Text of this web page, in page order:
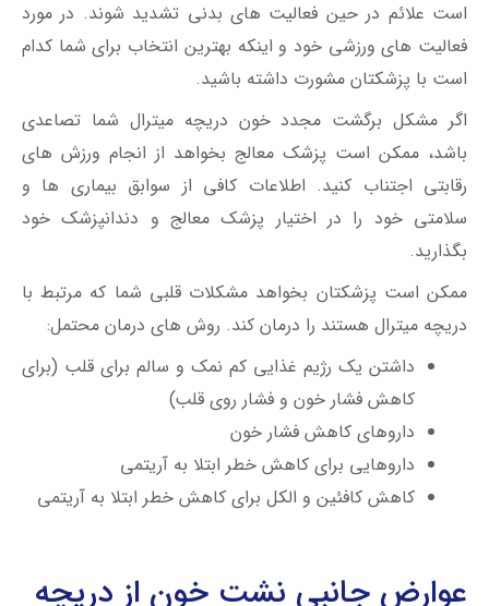
است علائم در حین فعالیت های بدنی تشدید شوند. در مورد
فعالیت های ورزشی خود و اینکه بهترین انتخاب برای شما کدام
است با پزشکتان مشورت داشته باشید.
اگر مشکل برگشت مجدد خون دریچه میترال شما تصاعدی
باشد، ممکن است پزشک معالج بخواهد از انجام ورزش های
رقابتی اجتناب کنید. اطلاعات کافی از سوابق بیماری ها و
سلامتی خود را در اختیار پزشک معالج و دندانپزشک خود
بگذارید.
ممکن است پزشکتان بخواهد مشکلات قلبی شما که مرتبط با
دریچه میترال هستند را درمان کند. روش های درمان محتمل:
داشتن یک رژیم غذایی کم نمک و سالم برای قلب (برای
کاهش فشار خون و فشار روی قلب)
داروهای کاهش فشار خون
داروهایی برای کاهش خطر ابتلا به آریتمی
کاهش کافئین و الکل برای کاهش خطر ابتلا به آریتمی
عوارض جانبی نشت خون از دریچه